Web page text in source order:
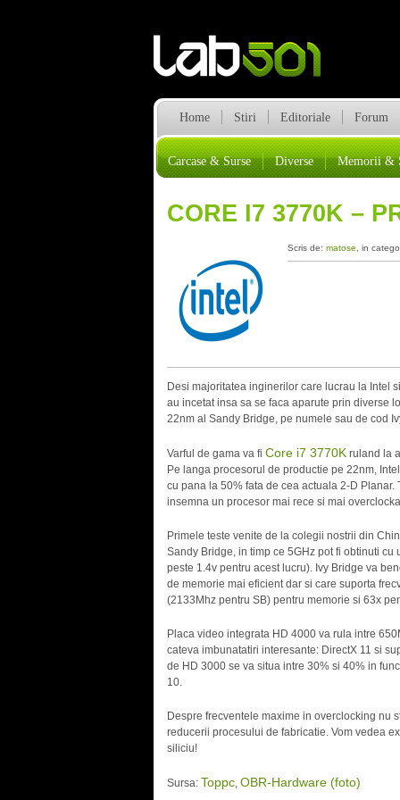
Home Stiri Editoriale Forum
Carcase & Surse Diverse Memorii &
CORE I7 3770K –
Scris de: matose , in
Desi majoritatea inginerilor care lucrau la Intel
au incetat insa sa se faca aparute prin diverse
22nm al Sandy Bridge, pe numele sau de cod
Varful de gama va fi Core i7 3770Kruland la
Pe langa procesorul de productie pe 22nm,
cu pana la 50% fata de cea actuala 2-D
insemna un procesor mai rece si mai
Primele teste venite de la colegii nostrii din
Sandy Bridge, in timp ce 5GHz pot fi obtinuti
peste 1.4v pentru acest lucru). Ivy Bridge va
de memorie mai eficient dar si care suporta
(2133Mhz pentru SB) pentru memorie si 63x
Placa video integrata HD 4000 va rula intre
cateva imbunatatiri interesante: DirectX 11 si
de HD 3000 se va situa intre 30% si 40% in
10.
Despre frecventele maxime in overclocking nu
reducerii procesului de fabricatie. Vom vedea
siliciu!
Sursa: Toppc, OBR-Hardware (foto)